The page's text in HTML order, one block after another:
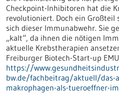
Checkpoint-Inhibitoren hat die
revolutioniert. Doch ein
sich dieser Immunabwehr. Sie
„kalt“, da ihnen die nötigen
aktuelle Krebstherapien
Freiburger Biotech-Start-up
https://
bw.de/fachbeitrag/aktuell/das-
makrophagen-als-tueroeffner-